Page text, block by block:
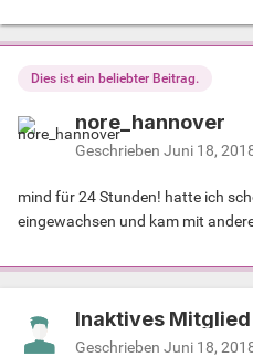
Dies ist ein beliebter Beitrag.
nore_hannover
Geschrieben Juni 18,
mind für 24 Stunden! hatte ich
eingewachsen und kam mit
Inaktives Mitglied
Geschrieben Juni 18,